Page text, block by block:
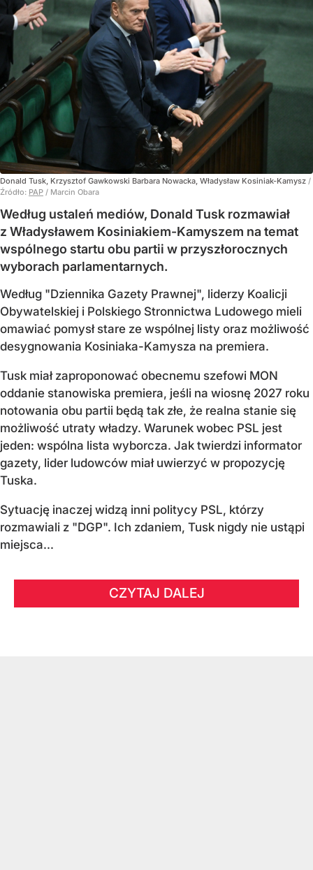
Donald Tusk, Krzysztof Gawkowski Barbara Nowacka, Władysław Kosiniak-Kamysz /
Źródło: PAP / Marcin Obara
Według ustaleń mediów, Donald Tusk rozmawiał
z Władysławem Kosiniakiem-Kamyszem na temat
wspólnego startu obu partii w przyszłorocznych
wyborach parlamentarnych.
Według "Dziennika Gazety Prawnej", liderzy Koalicji
Obywatelskiej i Polskiego Stronnictwa Ludowego mieli
omawiać pomysł stare ze wspólnej listy oraz możliwość
desygnowania Kosiniaka-Kamysza na premiera.
Tusk miał zaproponować obecnemu szefowi MON
oddanie stanowiska premiera, jeśli na wiosnę 2027 roku
notowania obu partii będą tak złe, że realna stanie się
możliwość utraty władzy. Warunek wobec PSL jest
jeden: wspólna lista wyborcza. Jak twierdzi informator
gazety, lider ludowców miał uwierzyć w propozycję
Tuska.
Sytuację inaczej widzą inni politycy PSL, którzy
rozmawiali z "DGP". Ich zdaniem, Tusk nigdy nie ustąpi
miejsca...
CZYTAJ DALEJ